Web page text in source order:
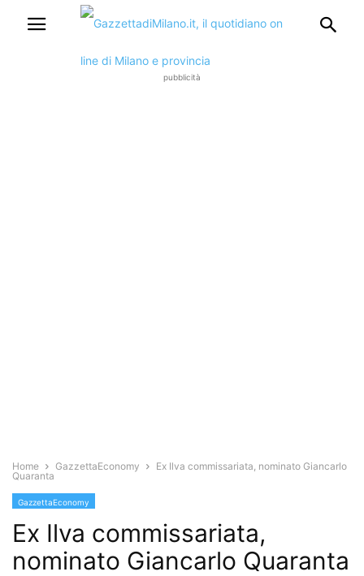
pubblicità
Home GazzettaEconomy
Ex Ilva commissariata, nominato Giancarlo
Quaranta
GazzettaEconomy
Ex Ilva commissariata,
nominato Giancarlo Quaranta